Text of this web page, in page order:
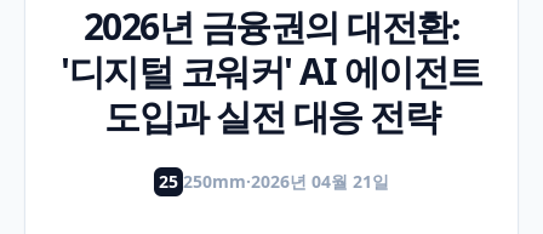
학
2026년 금융권의 대전환:
'디지털 코워커' AI 에이전트
도입과 실전 대응 전략
25 250mm·2026년 04월 21일